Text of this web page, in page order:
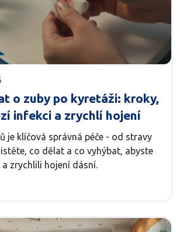
o zuby po kyretáži: kroky,
infekci a zrychlí hojení
je klíčová správná péče - od stravy
co dělat a co vyhýbat, abyste
zrychlili hojení dásní.